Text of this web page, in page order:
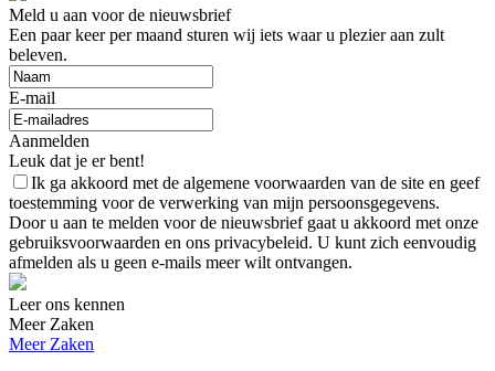
Meld u aan voor de nieuwsbrief
Een paar keer per maand sturen wij iets waar u plezier aan zult
beleven.
E-mail
Aanmelden
Leuk dat je er bent!
Ik ga akkoord met de algemene voorwaarden van de site en geef
toestemming voor de verwerking van mijn persoonsgegevens.
Door u aan te melden voor de nieuwsbrief gaat u akkoord met onze
gebruiksvoorwaarden en ons privacybeleid. U kunt zich eenvoudig
afmelden als u geen e-mails meer wilt ontvangen.
Leer ons kennen
Meer Zaken
Meer Zaken